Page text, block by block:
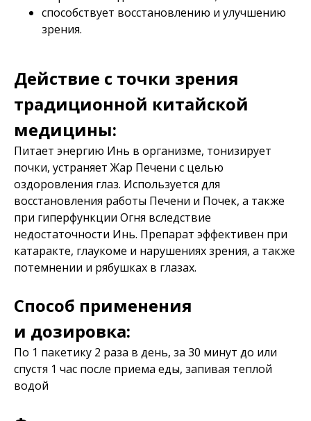
способствует восстановлению и улучшению
зрения.
Действие с точки зрения
традиционной китайской
медицины:
Питает энергию Инь в организме, тонизирует
почки, устраняет Жар Печени с целью
оздоровления глаз. Используется для
восстановления работы Печени и Почек, а также
при гиперфункции Огня вследствие
недостаточности Инь. Препарат эффективен при
катаракте, глаукоме и нарушениях зрения, а также
потемнении и рябушках в глазах.
Способ применения
и дозировка:
По 1 пакетику 2 раза в день, за 30 минут до или
спустя 1 час после приема еды, запивая теплой
водой